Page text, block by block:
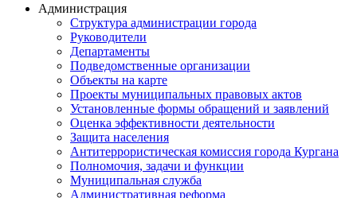
Администрация
Структура администрации города
Руководители
Департаменты
Подведомственные организации
Объекты на карте
Проекты муниципальных правовых актов
Установленные формы обращений и заявлений
Оценка эффективности деятельности
Защита населения
Антитеррористическая комиссия города Кургана
Полномочия, задачи и функции
Муниципальная служба
Административная реформа